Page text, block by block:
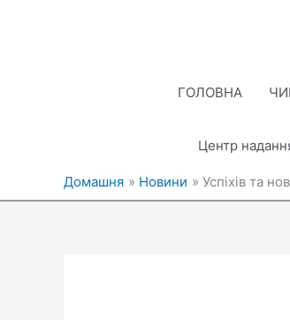
ГОЛОВНА
Центр
Домашня Новини Успіхів та